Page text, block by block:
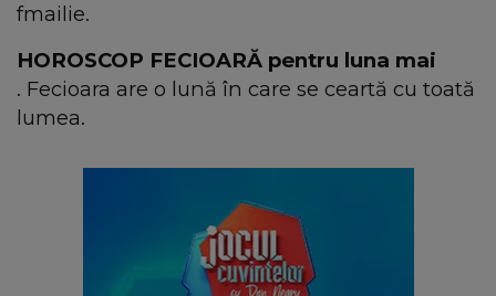
fmailie.
HOROSCOP FECIOARĂ pentru luna mai
. Fecioara are o lună în care se ceartă cu toată
lumea.